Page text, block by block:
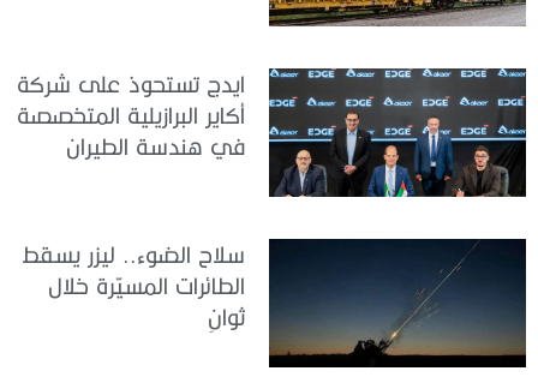
ايدج تستحوذ على شركة
أكاير البرازيلية المتخصصة
في هندسة الطيران
سلاح الضوء.. ليزر يسقط
الطائرات المسيّرة خلال
ثوانٍ